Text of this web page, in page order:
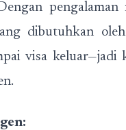
pengalaman
dibutuhkan
visa keluar—jadi